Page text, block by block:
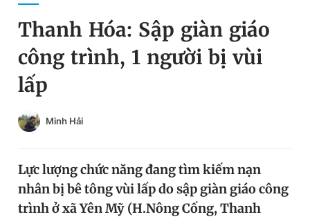
Chuyên mục
Chuyên mục khác
Chào ngày mới
Video Magazine
Đổi mật khẩu
Tin đã lưu
Tin đã xem
Thanh Hóa: Sập giàn giáo
công trình, 1 người bị vùi
lấp
Minh Hải
Lực lượng chức năng đang tìm kiếm nạn
nhân bị bê tông vùi lấp do sập giàn giáo công
trình ở xã Yên Mỹ (H.Nông Cống, Thanh